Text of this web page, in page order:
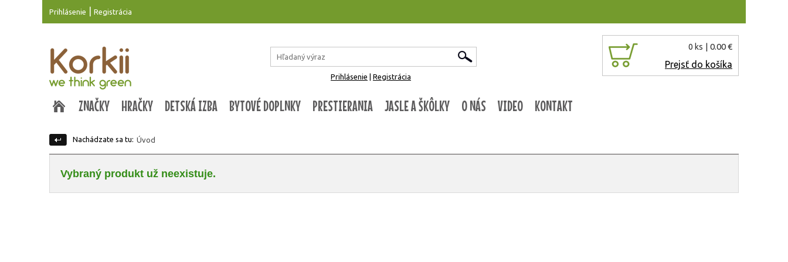
Prihlásenie Registrácia
0 ks | 0.00 €
Prejsť do košíka
Prihlásenie Registrácia
ZNAČKY HRAČKY DETSKÁ IZBA BYTOVÉ DOPLNKY PRESTIERANIA JASLE A ŠKÔLKY O NÁS VIDEO KONTAKT
Nachádzate sa tu: Úvod
Vybraný produkt už neexistuje.